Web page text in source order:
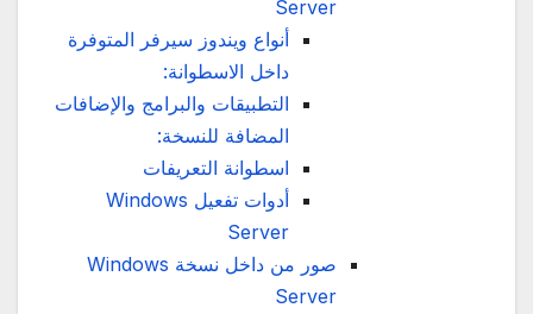
Server
أنواع ويندوز سيرفر المتوفرة
داخل الاسطوانة:
التطبيقات والبرامج والإضافات
المضافة للنسخة:
اسطوانة التعريفات
أدوات تفعيل Windows
Server
صور من داخل نسخة Windows
Server